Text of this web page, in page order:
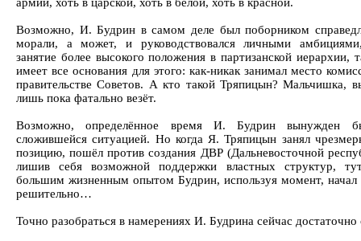
Возможно, И. Будрин в самом деле был поборником
морали, а может, и руководствовался личными
занятие более высокого положения в партизанской иерархии,
имеет все основания для этого: как-никак занимал место
правительстве Советов. А кто такой Тряпицын? Мальчишка,
лишь пока фатально везёт.
Возможно, определённое время И. Будрин вынужден
сложившейся ситуацией. Но когда Я. Тряпицын занял
позицию, пошёл против создания ДВР (Дальневосточной
лишив себя возможной поддержки властных структур,
большим жизненным опытом Будрин, используя момент, начал
решительно…
Точно разобраться в намерениях И. Будрина сейчас